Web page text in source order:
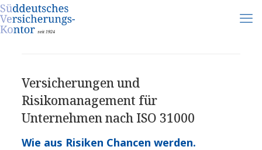
Versicherungen und
Risikomanagement für
Unternehmen nach ISO 31000
Wie aus Risiken Chancen werden.